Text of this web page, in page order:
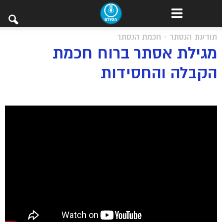
תודעת הנסתר - חכמת הנסתר
מגילת אסתר ברוח חכמת
הקבלה והחסידות